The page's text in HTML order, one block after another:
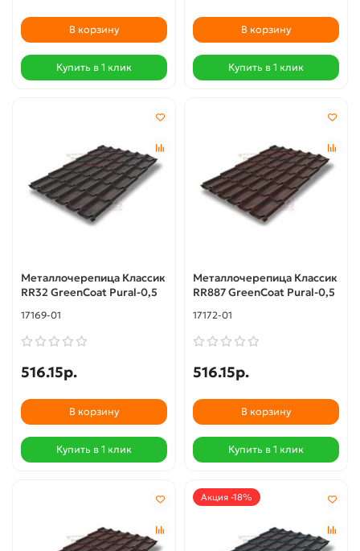
В корзину
Купить в 1 клик
В корзину
Купить в 1 клик
Металлочерепица Классик
RR32 GreenCoat Pural-0,5
17169-01
516.15р.
В корзину
Купить в 1 клик
Металлочерепица Классик
RR887 GreenCoat Pural-0,5
17172-01
516.15р.
В корзину
Купить в 1 клик
Акция -18%